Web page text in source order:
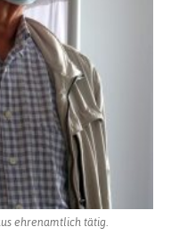
ehrenamtlich tätig.